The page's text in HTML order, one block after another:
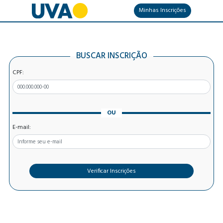
Minhas Inscrições
BUSCAR INSCRIÇÃO
CPF:
OU
E-mail:
Verificar Inscrições